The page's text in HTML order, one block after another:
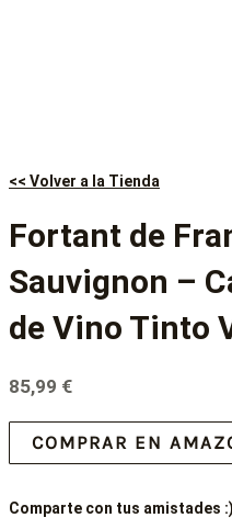
<< Volver a la Tienda
Fortant de
Sauvignon –
de Vino Tinto
85,99 €
COMPRAR EN
Comparte con tus amistades :)